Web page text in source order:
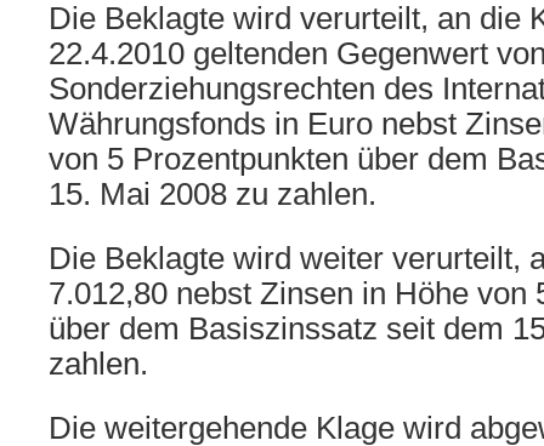
Die Beklagte wird verurteilt, an die
22.4.2010 geltenden Gegenwert
Sonderziehungsrechten des
Währungsfonds in Euro nebst
von 5 Prozentpunkten über dem
15. Mai 2008 zu zahlen.
Die Beklagte wird weiter verurteilt,
7.012,80 nebst Zinsen in Höhe von
über dem Basiszinssatz seit dem
zahlen.
Die weitergehende Klage wird